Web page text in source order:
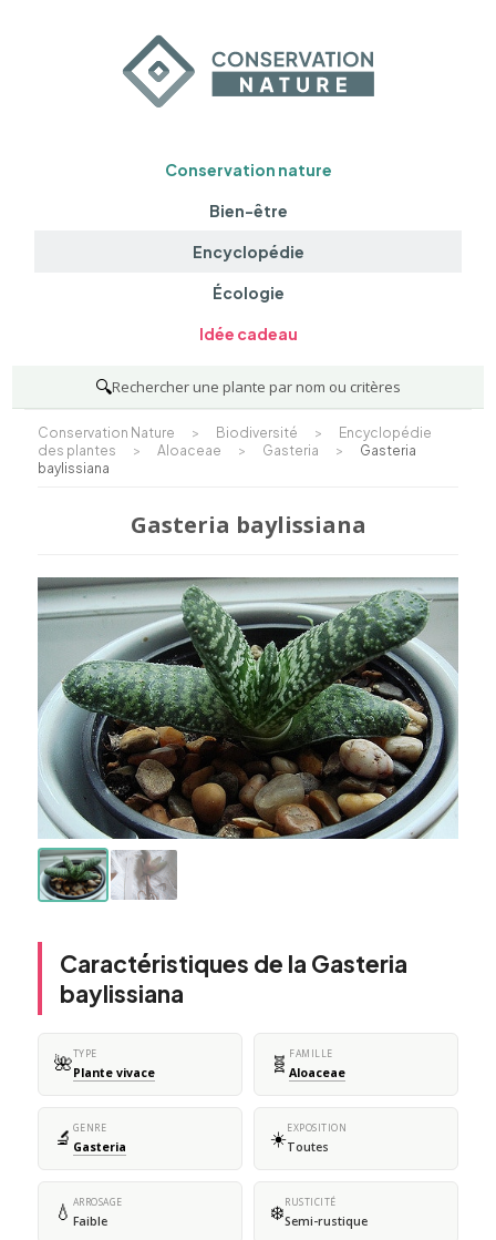
Conservation nature
Bien-être
Encyclopédie
Écologie
Idée cadeau
🔍Rechercher une plante par nom ou critères
Conservation Nature > Biodiversité >
Encyclopédie
des plantes
> Aloaceae > Gasteria >
Gasteria
baylissiana
Gasteria baylissiana
Caractéristiques de la Gasteria
baylissiana
🌺TYPE
Plante vivace 🧬 FAMILLE
Aloaceae
🔬 GENRE
Gasteria ☀️EXPOSITION
Toutes
💧 ARROSAGE
Faible ❄️RUSTICITÉ
Semi-rustique